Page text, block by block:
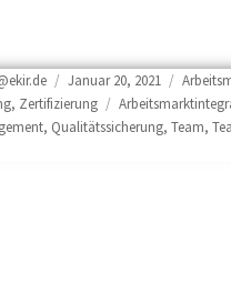
Posted
on
Januar 20, 2021
, Zertifizierung Tags
, Qualitätssicherung, Team,